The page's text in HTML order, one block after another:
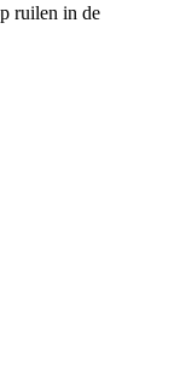
ruilen in de